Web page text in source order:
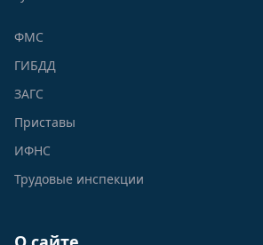
ФМС
ГИБДД
ЗАГС
Приставы
ИФНС
Трудовые инспекции